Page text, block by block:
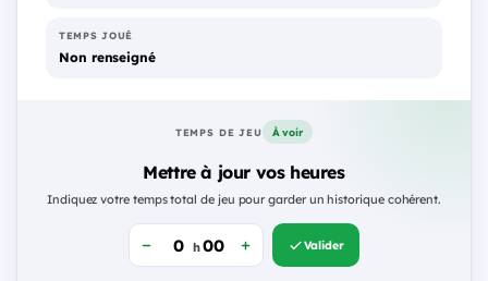
TEMPS JOUÉ
Non renseigné
TEMPS DE JEU À voir
Mettre à jour vos heures
Indiquez votre temps total de jeu pour garder un historique cohérent.
h Valider